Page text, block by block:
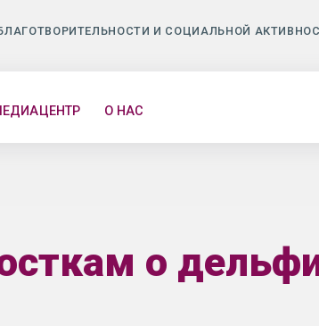
И СОЦИАЛЬНОЙ
О НАС
о